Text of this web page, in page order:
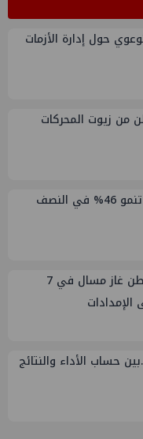
حول إدارة الأزمات
60 ألف طن من زيوت المحركات
أرباح "دانة غاز" الإماراتية تنمو 46% في النصف
مصر تستورد 7.94 مليون طن غاز مسال في 7
حساب الأداء والنتائج